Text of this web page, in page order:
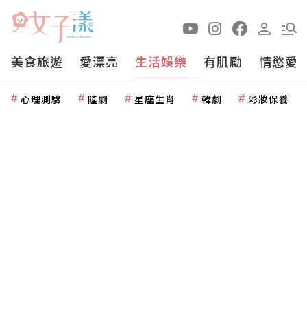
美食旅遊 愛漂亮 生活娛樂 有肌勵 情慾愛
心理測驗 陸劇 星座生肖 韓劇 彩妝保養